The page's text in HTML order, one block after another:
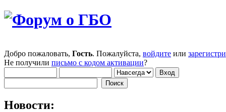
Добро пожаловать, Гость. Пожалуйста, войдите или
Не получили письмо с кодом активации?
Новости: